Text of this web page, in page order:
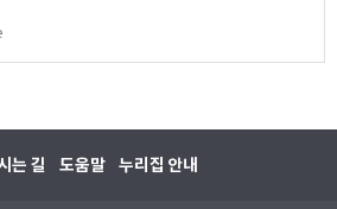
는 길 도움말 누리집 안내